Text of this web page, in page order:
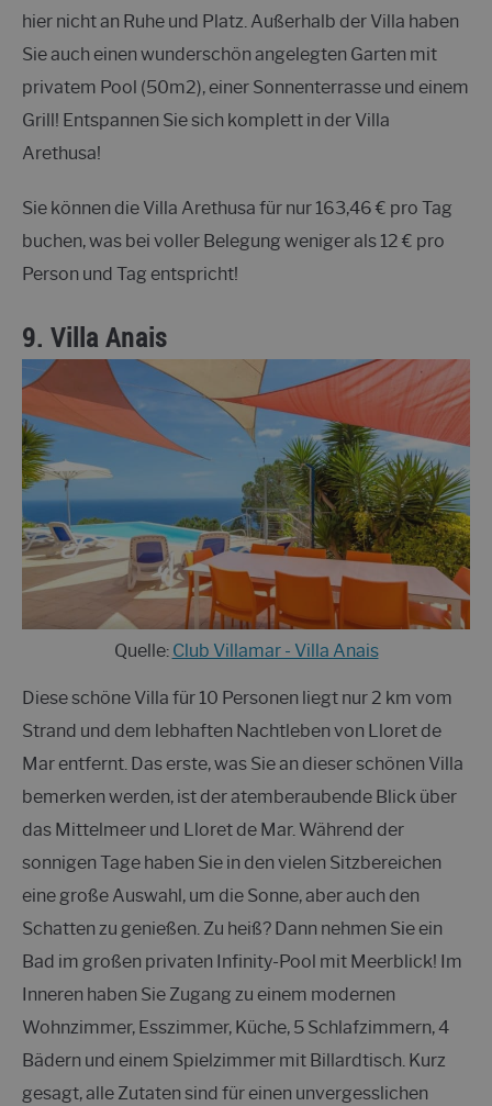
hier nicht an Ruhe und Platz. Außerhalb der Villa haben
Sie auch einen wunderschön angelegten Garten mit
privatem Pool (50m2), einer Sonnenterrasse und einem
Grill! Entspannen Sie sich komplett in der Villa
Arethusa!
Sie können die Villa Arethusa für nur 163,46 € pro Tag
buchen, was bei voller Belegung weniger als 12 € pro
Person und Tag entspricht!
9. Villa Anais
Quelle: Club Villamar - Villa Anais
Diese schöne Villa für 10 Personen liegt nur 2 km vom
Strand und dem lebhaften Nachtleben von Lloret de
Mar entfernt. Das erste, was Sie an dieser schönen Villa
bemerken werden, ist der atemberaubende Blick über
das Mittelmeer und Lloret de Mar. Während der
sonnigen Tage haben Sie in den vielen Sitzbereichen
eine große Auswahl, um die Sonne, aber auch den
Schatten zu genießen. Zu heiß? Dann nehmen Sie ein
Bad im großen privaten Infinity-Pool mit Meerblick! Im
Inneren haben Sie Zugang zu einem modernen
Wohnzimmer, Esszimmer, Küche, 5 Schlafzimmern, 4
Bädern und einem Spielzimmer mit Billardtisch. Kurz
gesagt, alle Zutaten sind für einen unvergesslichen